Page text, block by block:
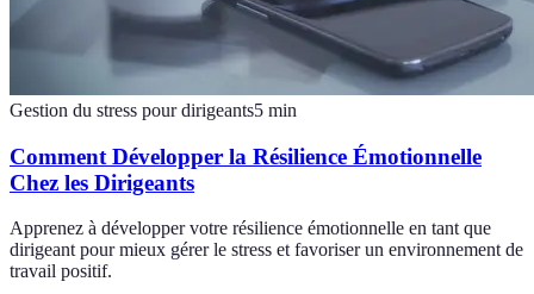
Gestion du stress pour dirigeants5 min
Comment Développer la Résilience Émotionnelle
Chez les Dirigeants
Apprenez à développer votre résilience émotionnelle en tant que
dirigeant pour mieux gérer le stress et favoriser un environnement de
travail positif.